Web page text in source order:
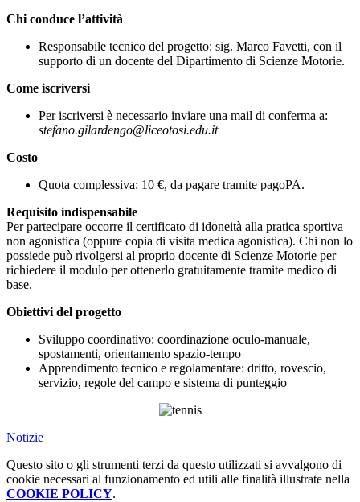
Chi conduce l’attività
Responsabile tecnico del progetto: sig. Marco Favetti, con il
supporto di un docente del Dipartimento di Scienze Motorie.
Come iscriversi
Per iscriversi è necessario inviare una mail di conferma a:
stefano.gilardengo@liceotosi.edu.it
Costo
Quota complessiva: 10 €, da pagare tramite pagoPA.
Requisito indispensabile
Per partecipare occorre il certificato di idoneità alla pratica sportiva
non agonistica (oppure copia di visita medica agonistica). Chi non lo
possiede può rivolgersi al proprio docente di Scienze Motorie per
richiedere il modulo per ottenerlo gratuitamente tramite medico di
base.
Obiettivi del progetto
Sviluppo coordinativo: coordinazione oculo-manuale,
spostamenti, orientamento spazio-tempo
Apprendimento tecnico e regolamentare: dritto, rovescio,
servizio, regole del campo e sistema di punteggio
Notizie
Questo sito o gli strumenti terzi da questo utilizzati si avvalgono di
cookie necessari al funzionamento ed utili alle finalità illustrate nella
COOKIE POLICY.